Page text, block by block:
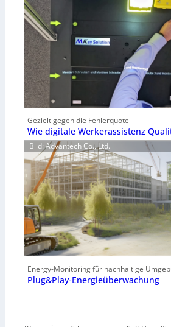
Gezielt gegen die Fehlerquote
Wie digitale Werkerassistenz
Bild: Advantech Co., Ltd.
Energy-Monitoring für nachhaltige
Plug&Play-Energieüberwachung